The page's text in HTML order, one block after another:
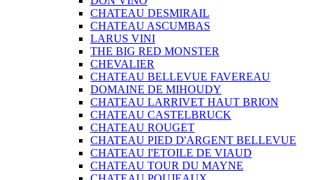
CHATEAU DESMIRAIL
CHATEAU ASCUMBAS
LARUS VINI
THE BIG RED MONSTER
CHEVALIER
CHATEAU BELLEVUE FAVEREAU
DOMAINE DE MIHOUDY
CHATEAU LARRIVET HAUT BRION
CHATEAU CASTELBRUCK
CHATEAU ROUGET
CHATEAU PIED D'ARGENT BELLEVUE
CHATEAU I'ETOILE DE VIAUD
CHATEAU TOUR DU MAYNE